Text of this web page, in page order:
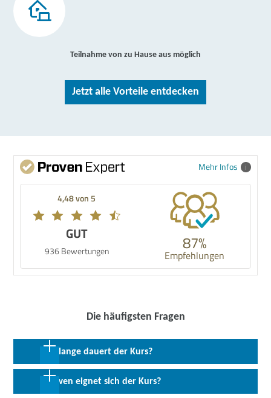
Teilnahme von zu Hause aus möglich
Jetzt alle Vorteile entdecken
Mehr Infos
4,48 von 5
GUT
936 Bewertungen 87%
Empfehlungen
Die häufigsten Fragen
Wie lange dauert der Kurs?
144 Coachingeinheiten in max. 24 Wochen
Für wen eignet sich der Kurs?